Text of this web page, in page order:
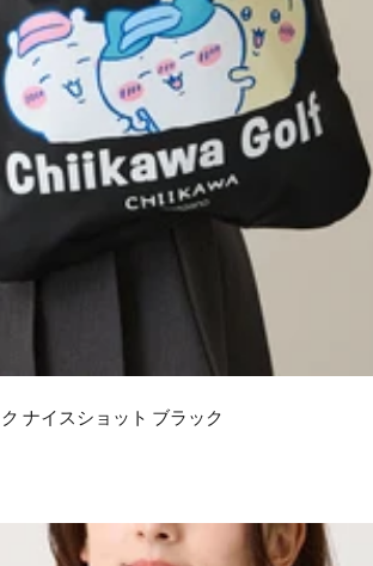
ナイスショット ブラック